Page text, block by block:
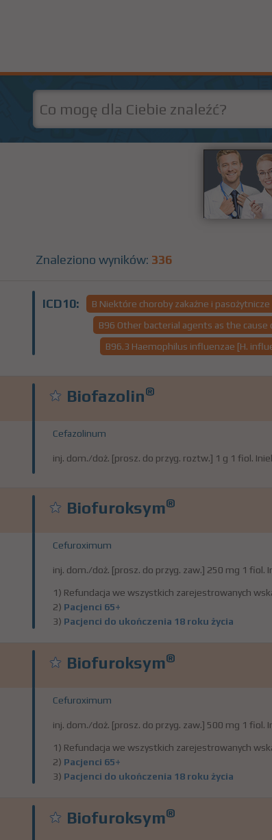
Znaleziono wyników: 336
ICD10:
B Niektóre choroby zakaźne i pasożytnicze
B96 Other bacterial agents as the
B96.3 Haemophilus influenzae [H.
Biofazolin®
Cefazolinum
inj. dom./doż. [prosz. do przyg. roztw.] 1 g 1 fiol.
Biofuroksym®
Cefuroximum
inj. dom./doż. [prosz. do przyg. zaw.] 250 mg 1 fiol.
1) Refundacja we wszystkich zarejestrowanych
2) Pacjenci 65+
3) Pacjenci do ukończenia 18 roku życia
Biofuroksym®
Cefuroximum
inj. dom./doż. [prosz. do przyg. zaw.] 500 mg 1 fiol.
1) Refundacja we wszystkich zarejestrowanych
2) Pacjenci 65+
3) Pacjenci do ukończenia 18 roku życia
Biofuroksym®